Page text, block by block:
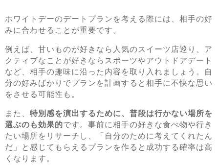
ホワイトデーのデートプランを考える際には、相手の好
みに合わせることが重要です。
例えば、甘いものが好きなら人気のスイーツ店巡り、ア
クティブなことが好きならスポーツやアウトドアデート
など、相手の趣味に沿った内容を取り入れましょう。自
分の好みばかりでプランを計画すると相手に不快な思い
をさせる可能性も。
また、 特別感を演出するために、普段は行かない場所を
選ぶのも効果的です。事前に相手の好きな食べ物や行き
たい場所をリサーチし、「自分のために考えてくれたん
だ」と感じてもらえるプランを作ると成功する確率は高
くなります。